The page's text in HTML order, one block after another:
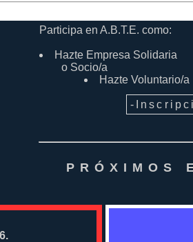
Participa en A.B.T.E. como:
Hazte Empresa Solidaria
o Socio/a
Hazte Voluntario/a
-
PRÓXIMOS